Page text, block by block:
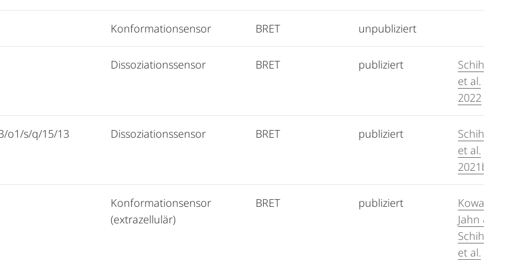
Konformationsensor BRET unpubliziert
Dissoziationssensor BRET publiziert
Schihada
et al.
2022
o1/s/q/15/13 Dissoziationssensor BRET publiziert
Schihada
et al.
2021b
Konformationsensor
(extrazellulär)
BRET publiziert
Kowalski-
Jahn &
Schihada
et al.